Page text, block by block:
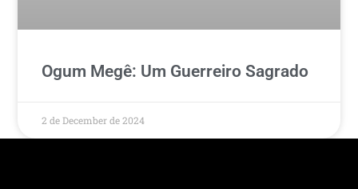
Ogum Megê: Um Guerreiro Sagrado
2 de December de 2024